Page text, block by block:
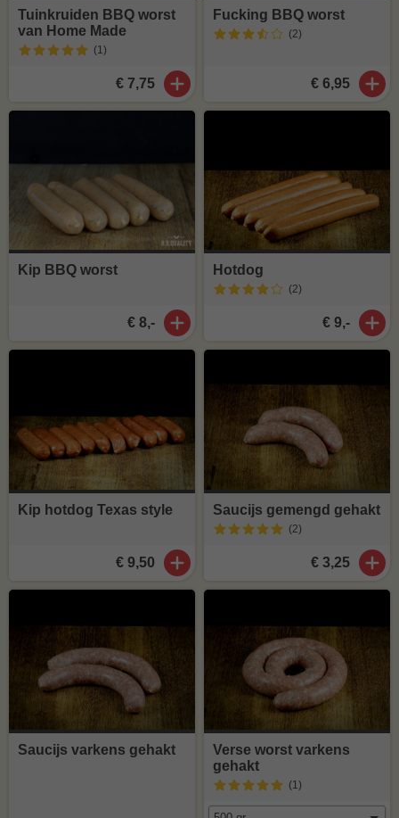
Tuinkruiden BBQ worst
van Home Made
(1 )
€ 7,75
Fucking BBQ worst
(2)
€ 6,95
Kip BBQ worst
€ 8,-
Hotdog
(2)
€ 9,-
Kip hotdog Texas style
€ 9,50
Saucijs gemengd gehakt
(2)
€ 3,25
Saucijs varkens gehakt
Verse worst varkens
gehakt
(1)